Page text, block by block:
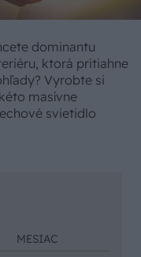
dominantu
ktorá pritiahne
Vyrobte si
masívne
svietidlo
MESIAC